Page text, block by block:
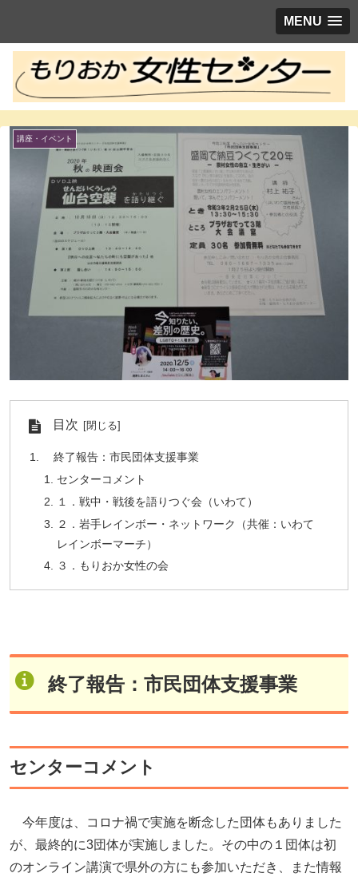
MENU
講座・イベント
目次
終了報告：市民団体支援事業
センターコメント
１．戦中・戦後を語りつぐ会（いわて）
２．岩手レインボー・ネットワーク（共催：いわて
レインボーマーチ）
３．もりおか女性の会
終了報告：市民団体支援事業
センターコメント
今年度は、コロナ禍で実施を断念した団体もありました
が、最終的に3団体が実施しました。その中の１団体は初
のオンライン講演で県外の方にも参加いただき、また情報